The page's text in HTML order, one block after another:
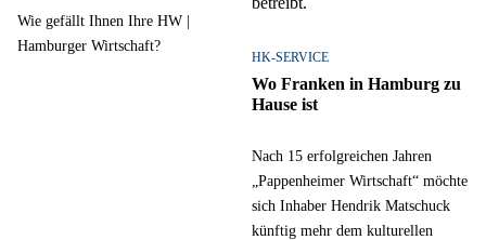
Wie gefällt Ihnen Ihre HW |
Hamburger Wirtschaft?
HK-SERVICE
Wo Franken in Hamburg zu
Hause ist
Nach 15 erfolgreichen Jahren
„Pappenheimer Wirtschaft“ möchte
sich Inhaber Hendrik Matschuck
künftig mehr dem kulturellen